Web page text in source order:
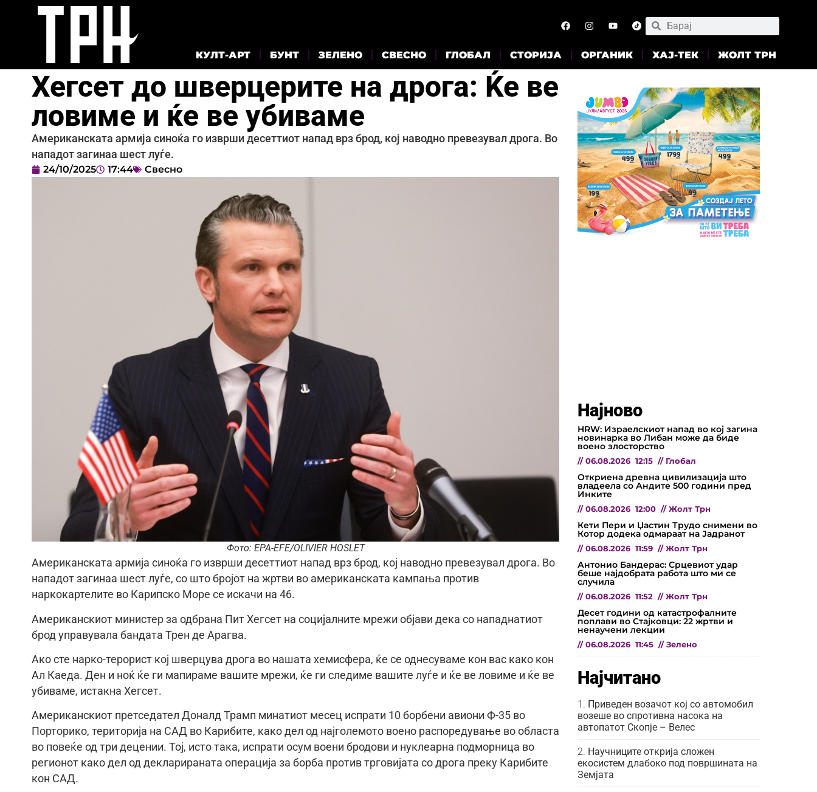
КУЛТ-АРТ БУНТ ЗЕЛЕНО СВЕСНО ГЛОБАЛ СТОРИЈА ОРГАНИК ХАЈ-ТЕК ЖОЛТ ТРН
Хегсет до шверцерите на дрога: Ќе ве
ловиме и ќе ве убиваме
Американската армија синоќа го изврши десеттиот напад врз брод, кој наводно превезувал дрога. Во
нападот загинаа шест луѓе.
24/10/2025 17:44 Свесно
Фото: EPA-EFE/OLIVIER HOSLET
Американската армија синоќа го изврши десеттиот напад врз брод, кој наводно превезувал дрога. Во
нападот загинаа шест луѓе, со што бројот на жртви во американската кампања против
наркокартелите во Карипско Море се искачи на 46.
Американскиот министер за одбрана Пит Хегсет на социјалните мрежи објави дека со нападнатиот
брод управувала бандата Трен де Арагва.
Ако сте нарко-терорист кој шверцува дрога во нашата хемисфера, ќе се однесуваме кон вас како кон
Ал Каеда. Ден и ноќ ќе ги мапираме вашите мрежи, ќе ги следиме вашите луѓе и ќе ве ловиме и ќе ве
убиваме, истакна Хегсет.
Американскиот претседател Доналд Трамп минатиот месец испрати 10 борбени авиони Ф-35 во
Порторико, територија на САД во Карибите, како дел од најголемото воено распоредување во областа
во повеќе од три децении. Тој, исто така, испрати осум воени бродови и нуклеарна подморница во
регионот како дел од декларираната операција за борба против трговијата со дрога преку Карибите
кон САД.
Најново
HRW: Израелскиот напад во кој загина
новинарка во Либан може да биде
воено злосторство
// 06.08.2026 12:15 // Глобал
Откриена древна цивилизација што
владеела со Андите 500 години пред
Инките
// 06.08.2026 12:00 // Жолт Трн
Кети Пери и Џастин Трудо снимени во
Котор додека одмараат на Јадранот
// 06.08.2026 11:59 // Жолт Трн
Антонио Бандерас: Срцевиот удар
беше најдобрата работа што ми се
случила
// 06.08.2026 11:52 // Жолт Трн
Десет години од катастрофалните
поплави во Стајковци: 22 жртви и
ненаучени лекции
// 06.08.2026 11:45 // Зелено
Најчитано
Приведен возачот кој со автомобил
возеше во спротивна насока на
автопатот Скопје – Велес
Научниците открија сложен
екосистем длабоко под површината на
Земјата